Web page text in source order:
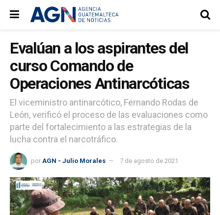
Evalúan a los aspirantes del
curso Comando de
Operaciones Antinarcóticas
El viceministro antinarcótico, Fernando Rodas de
León, verificó el proceso de las evaluaciones como
parte del fortalecimiento a las estrategias de la
lucha contra el narcotráfico.
por AGN - Julio Morales 7 de agosto de 2021